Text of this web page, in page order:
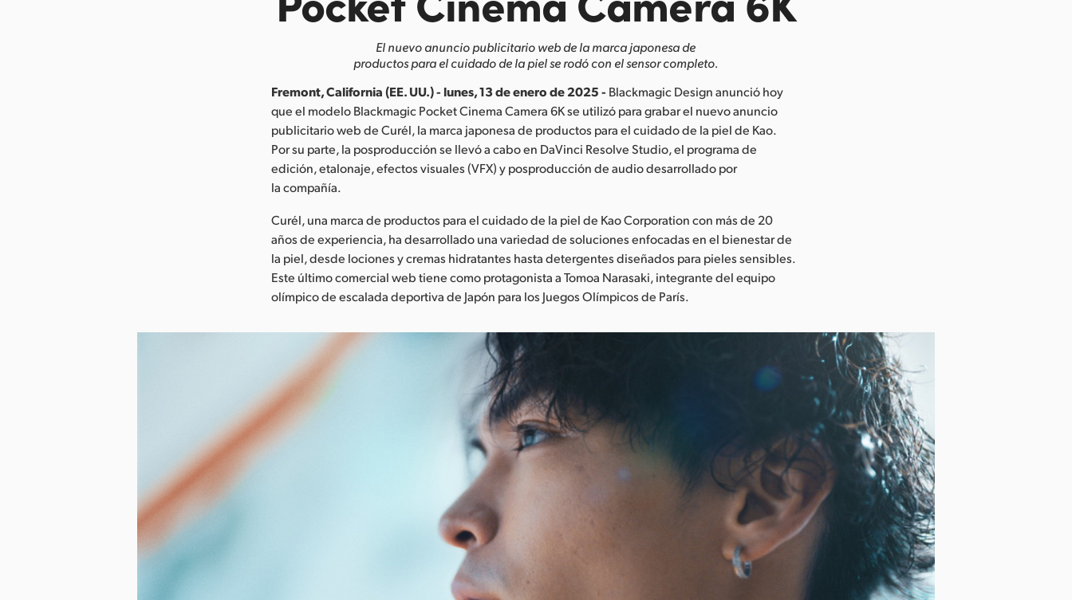
El nuevo anuncio publicitario web de la marca japonesa de
productos para el cuidado de la piel se rodó con el sensor completo.
Fremont, California (EE. UU.) - lunes, 13 de enero de 2025 - Blackmagic Design anunció hoy
que el modelo Blackmagic Pocket Cinema Camera 6K se utilizó para grabar el nuevo anuncio
publicitario web de Curél, la marca japonesa de productos para el cuidado de la piel de Kao.
Por su parte, la posproducción se llevó a cabo en DaVinci Resolve Studio, el programa de
edición, etalonaje, efectos visuales (VFX) y posproducción de audio desarrollado por
la compañía.
Curél, una marca de productos para el cuidado de la piel de Kao Corporation con más de 20
años de experiencia, ha desarrollado una variedad de soluciones enfocadas en el bienestar de
la piel, desde lociones y cremas hidratantes hasta detergentes diseñados para pieles sensibles.
Este último comercial web tiene como protagonista a Tomoa Narasaki, integrante del equipo
olímpico de escalada deportiva de Japón para los Juegos Olímpicos de París.